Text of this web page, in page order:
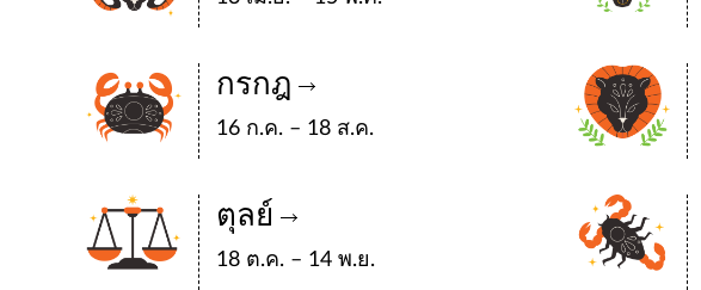
กรกฎ
16 ก.ค. – 18 ส.ค.
ตุลย์
18 ต.ค. – 14 พ.ย.